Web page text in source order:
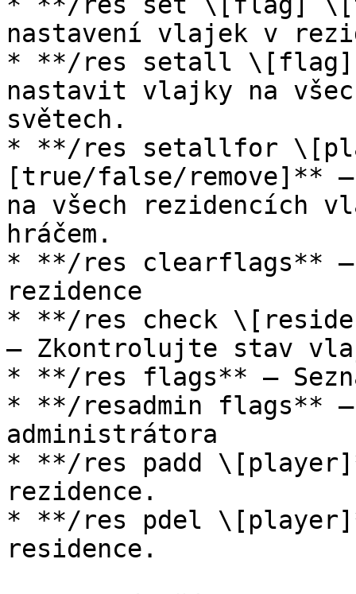
nastavení vlajek v
* **/res setall \[flag]
nastavit vlajky na
světech.
* **/res setallfor
[true/false/remove]**
na všech rezidencích
hráčem.
* **/res clearflags** –
rezidence
* **/res check
– Zkontrolujte stav
* **/res flags** –
* **/resadmin flags** –
administrátora
* **/res padd
rezidence.
* **/res pdel
residence.